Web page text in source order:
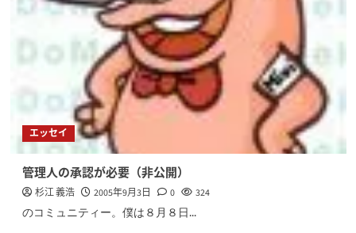
エッセイ
管理人の承認が必要（非公開）
杉江 義浩 2005年9月3日 0 324
のコミュニティー。僕は８月８日...